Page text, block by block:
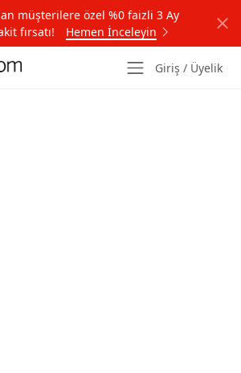
müşterilere özel %0 faizli 3 Ay
fırsatı!
Hemen İnceleyin
Giriş / Üyelik